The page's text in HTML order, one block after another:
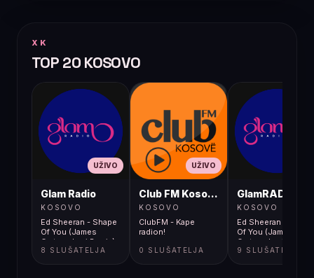
XK
TOP 20 KOSOVO
UŽIVO
Glam Radio
KOSOVO
Ed Sheeran - Shape
Of You (James
Carter x Levi Remix)
8 SLUŠATELJA
UŽIVO
Club FM Kosovë
KOSOVO
ClubFM - Kape
radion!
0 SLUŠATELJA
GlamRADIO
KOSOVO
Ed Sheeran - Shape
Of You (James
Carter x Levi Remix)
9 SLUŠATELJA